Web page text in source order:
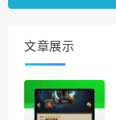
文章展示